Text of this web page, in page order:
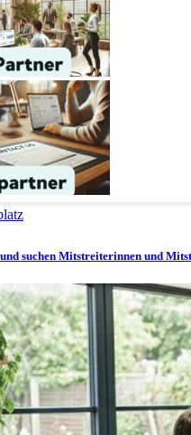
suchen Mitstreiterinnen und